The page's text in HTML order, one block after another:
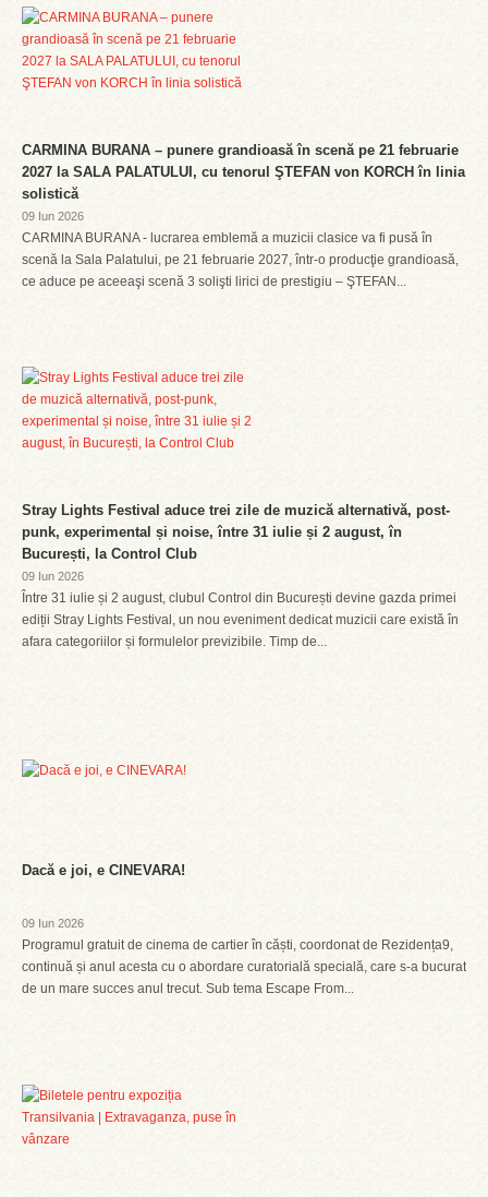
CARMINA BURANA – punere grandioasă în scenă pe 21 februarie
2027 la SALA PALATULUI, cu tenorul ŞTEFAN von KORCH în linia
solistică
09 Iun 2026
CARMINA BURANA - lucrarea emblemă a muzicii clasice va fi pusă în
scenă la Sala Palatului, pe 21 februarie 2027, într-o producţie grandioasă,
ce aduce pe aceeaşi scenă 3 solişti lirici de prestigiu – ŞTEFAN...
Stray Lights Festival aduce trei zile de muzică alternativă, post-
punk, experimental și noise, între 31 iulie și 2 august, în
București, la Control Club
09 Iun 2026
Între 31 iulie și 2 august, clubul Control din București devine gazda primei
ediții Stray Lights Festival, un nou eveniment dedicat muzicii care există în
afara categoriilor și formulelor previzibile. Timp de...
Dacă e joi, e CINEVARA!
09 Iun 2026
Programul gratuit de cinema de cartier în căști, coordonat de Rezidența9,
continuă și anul acesta cu o abordare curatorială specială, care s-a bucurat
de un mare succes anul trecut. Sub tema Escape From...